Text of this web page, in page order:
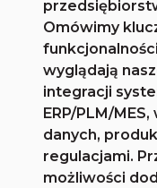
Omówimy
wyglądają
integracji
ERP/PLM/
danych,
regulacjami.
możliwości